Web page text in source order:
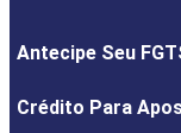
Antecipe Seu
Crédito Para